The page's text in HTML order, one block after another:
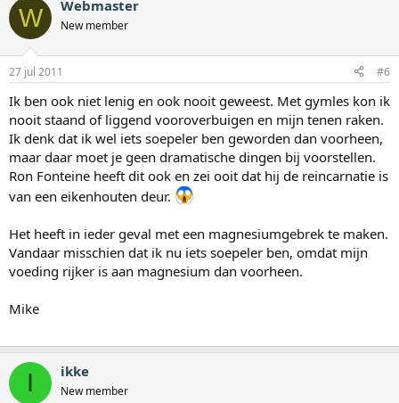
W Webmaster
New member
27 jul 2011 #6
Ik ben ook niet lenig en ook nooit geweest. Met gymles kon ik
nooit staand of liggend vooroverbuigen en mijn tenen raken.
Ik denk dat ik wel iets soepeler ben geworden dan voorheen,
maar daar moet je geen dramatische dingen bij voorstellen.
Ron Fonteine heeft dit ook en zei ooit dat hij de reincarnatie is
van een eikenhouten deur.
Het heeft in ieder geval met een magnesiumgebrek te maken.
Vandaar misschien dat ik nu iets soepeler ben, omdat mijn
voeding rijker is aan magnesium dan voorheen.
Mike
I ikke
New member